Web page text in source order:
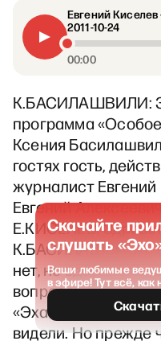
Евгений
2011-10-24
00:00
К.БАСИЛАШВИЛИ:
программа
Ксения
гостях гость,
журналист
Евгений
Е.КИСЕЛЕВ:
К.БАСИЛАШВИЛИ: Я
нет, но здесь
вопросов, если не
«Эха Москвы».
видели. Но прежде
Скачайте
слушать
Ваши любимые
в эфире! Тут всё,